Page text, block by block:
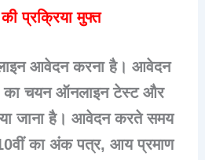
प्रक्रिया मुफ्त
आवेदन करना है। आवेदन
का चयन ऑनलाइन टेस्ट और
जाना है। आवेदन करते समय
10वीं का अंक पत्र, आय प्रमाण